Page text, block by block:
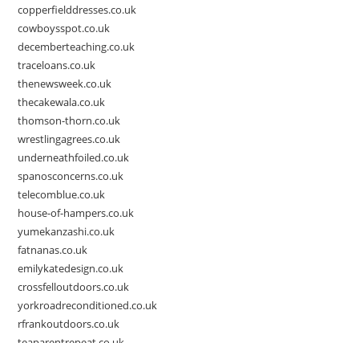
copperfielddresses.co.uk
cowboysspot.co.uk
decemberteaching.co.uk
traceloans.co.uk
thenewsweek.co.uk
thecakewala.co.uk
thomson-thorn.co.uk
wrestlingagrees.co.uk
underneathfoiled.co.uk
spanosconcerns.co.uk
telecomblue.co.uk
house-of-hampers.co.uk
yumekanzashi.co.uk
fatnanas.co.uk
emilykatedesign.co.uk
crossfelloutdoors.co.uk
yorkroadreconditioned.co.uk
rfrankoutdoors.co.uk